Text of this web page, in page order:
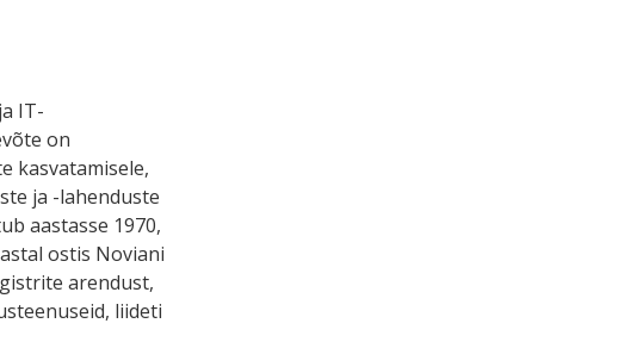
IT-
on
kasvatamisele,
ja -lahenduste
aastasse 1970,
ostis Noviani
arendust,
liideti